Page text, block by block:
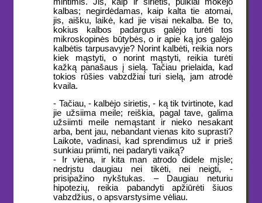
kalbas; negirdėdamas, kaip kalta tie atomai,
jis, aišku, laikė, kad jie visai nekalba. Be to,
kokius kalbos padargus galėjo turėti tos
mikroskopinės būtybės, o ir apie ką jos galėjo
kalbėtis tarpusavyje? Norint kalbėti, reikia nors
kiek mąstyti, o norint mąstyti, reikia turėti
kažką panašaus į sielą. Tačiau prielaida, kad
tokios rūšies vabzdžiai turi sielą, jam atrodė
kvaila.
- Tačiau, - kalbėjo sirietis, - ką tik tvirtinote, kad
jie užsiima meile; reiškia, pagal tave, galima
užsiimti meile nemąstant ir nieko nesakant
arba, bent jau, nebandant vienas kito suprasti?
Laikote, vadinasi, kad sprendimus už ir prieš
sunkiau priimti, nei padaryti vaiką?
- Ir viena, ir kita man atrodo didele mįsle;
nedrįstu daugiau nei tikėti, nei neigti, -
prisipažino nykštukas. – Daugiau neturiu
hipotezių, reikia pabandyti apžiūrėti šiuos
vabzdžius, o apsvarstysime vėliau.